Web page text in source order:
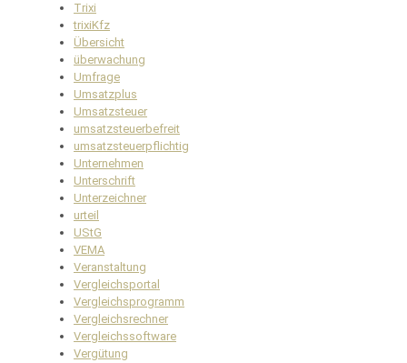
Trixi
trixiKfz
Übersicht
überwachung
Umfrage
Umsatzplus
Umsatzsteuer
umsatzsteuerbefreit
umsatzsteuerpflichtig
Unternehmen
Unterschrift
Unterzeichner
urteil
UStG
VEMA
Veranstaltung
Vergleichsportal
Vergleichsprogramm
Vergleichsrechner
Vergleichssoftware
Vergütung